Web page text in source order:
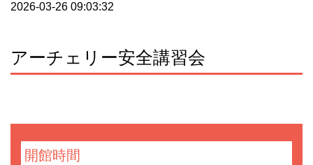
2026-03-26 09:03:32
アーチェリー安全講習会
開館時間